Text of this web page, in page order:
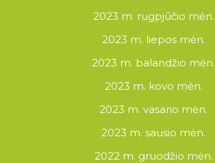
2023 m. rugpjūčio mėn.
2023 m. liepos mėn.
2023 m. balandžio mėn.
2023 m. kovo mėn.
2023 m. vasario mėn.
2023 m. sausio mėn.
2022 m. gruodžio mėn.